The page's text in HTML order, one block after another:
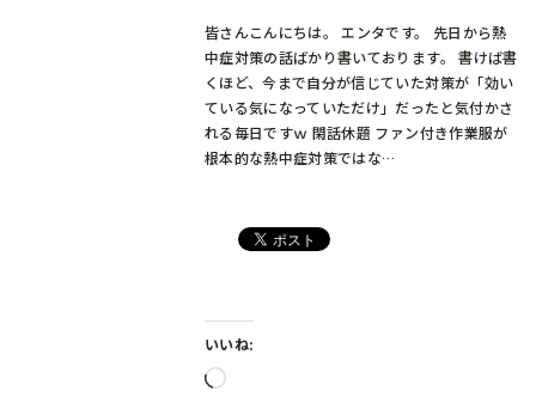
皆さんこんにちは。 エンタです。 先日から熱
中症対策の話ばかり書いております。 書けば書
くほど、今まで自分が信じていた対策が「効い
ている気になっていただけ」だったと気付かさ
れる毎日ですｗ 閑話休題 ファン付き作業服が
根本的な熱中症対策ではな…
いいね:
読